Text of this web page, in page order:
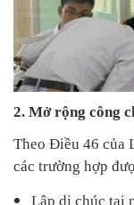
2. Mở rộng công
Theo Điều 46 của
các trường hợp
Lập di chúc tại